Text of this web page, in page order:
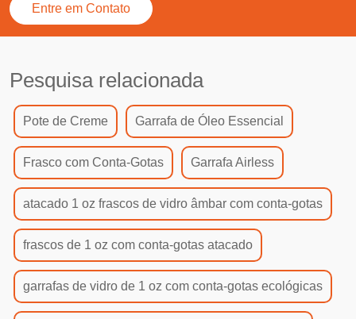
Entre em Contato
Pesquisa relacionada
Pote de Creme Garrafa de Óleo Essencial
Frasco com Conta-Gotas Garrafa Airless
atacado 1 oz frascos de vidro âmbar com conta-gotas
frascos de 1 oz com conta-gotas atacado
garrafas de vidro de 1 oz com conta-gotas ecológicas